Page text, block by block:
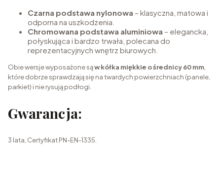
Czarna podstawa nylonowa – klasyczna, matowa i
odporna na uszkodzenia.
Chromowana podstawa aluminiowa – elegancka,
połyskująca i bardzo trwała, polecana do
reprezentacyjnych wnętrz biurowych.
Obie wersje wyposażone sąw kółka miękkie o średnicy 60 mm
które dobrze sprawdzają się na twardych powierzchniach (panele,
parkiet) i nie rysują podłogi.
Gwarancja:
3 lata, Certyfikat PN-EN-1335.